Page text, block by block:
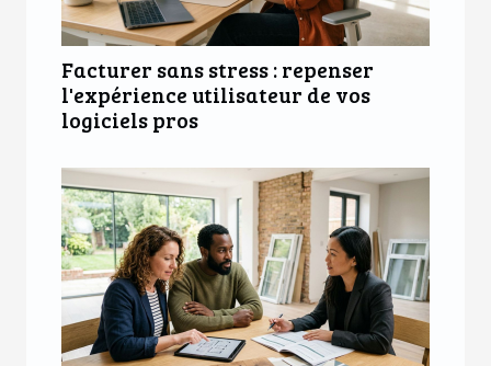
Facturer sans stress : repenser
l'expérience utilisateur de vos
logiciels pros